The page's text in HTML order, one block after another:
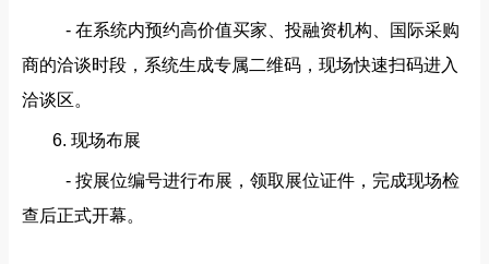
- 在系统内预约高价值买家、投融资机构、国际采购
商的洽谈时段，系统生成专属二维码，现场快速扫码进入
洽谈区。
6. 现场布展
- 按展位编号进行布展，领取展位证件，完成现场检
查后正式开幕。